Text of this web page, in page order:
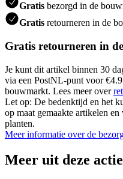
Gratis bezorgd in de
Gratis retourneren in de
Gratis retourneren in
Je kunt dit artikel binnen 30
via een PostNL-punt voor
bouwmarkt. Lees meer over
Let op: De bedenktijd en het
op maat gemaakte artikelen
planten.
Meer informatie over de
Meer uit deze actie